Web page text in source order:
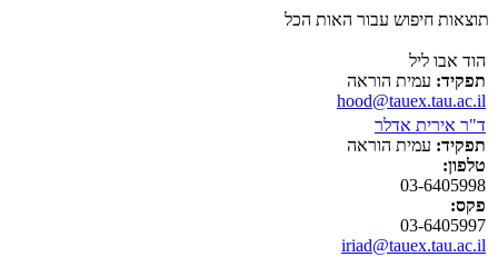
תוצאות חיפוש עבור האות הכל
הוד אבו ליל
תפקיד: עמית הוראה
hood@tauex.tau.ac.il
ד"ר אירית אדלר
תפקיד: עמית הוראה
טלפון:
03-6405998
פקס:
03-6405997
iriad@tauex.tau.ac.il